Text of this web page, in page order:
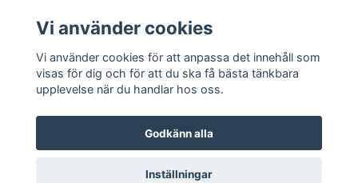
Vi använder cookies
Vi använder cookies för att anpassa det innehåll som
visas för dig och för att du ska få bästa tänkbara
upplevelse när du handlar hos oss.
Godkänn alla
Inställningar